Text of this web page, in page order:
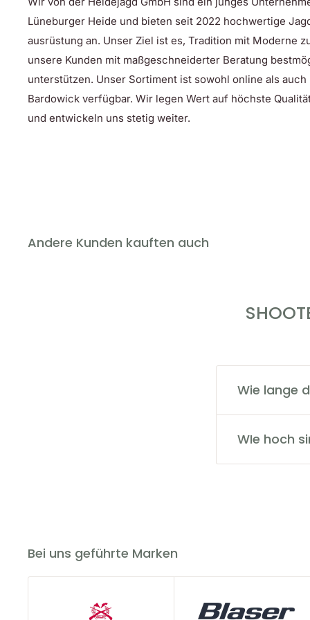
Wendbare Jacke
LaminierterSHOOTTEX® Membrane
Wasserabweisend und winddicht
Atmungsaktiv
Versiegelte Nähte für Schutz vor Wasser und
Zwei Einschubtaschen und zwei Brusttaschen
Lüneburger Heide und bieten seit 2022 hochwertige
ausrüstung an. Unser Ziel ist es, Tradition mit Moderne
unsere Kunden mit maßgeschneiderter Beratung
unterstützen. Unser Sortiment ist sowohl online als
Bardowick verfügbar. Wir legen Wert auf höchste
und entwickeln uns stetig weiter.
Andere Kunden kauften auch
Wie lange
Der Versand
über die
WIe hoch
Die
Bei uns geführte Marken